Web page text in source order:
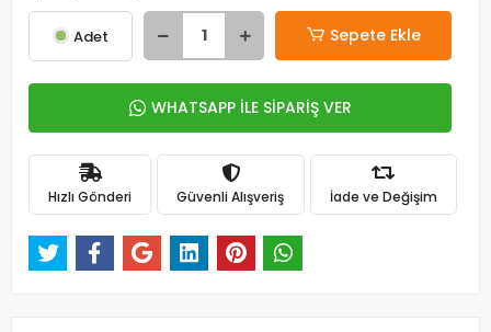
Adet Sepete Ekle
WHATSAPP İLE SİPARİŞ VER
Hızlı Gönderi Güvenli Alışveriş İade ve Değişim